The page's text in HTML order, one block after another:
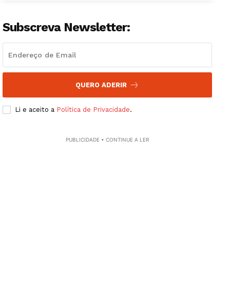
Guimarães, agora!
Institucional
Subscreva Newsletter:
QUERO ADERIR
Li e aceito a Política de Privacidade.
PUBLICIDADE • CONTINUE A LER